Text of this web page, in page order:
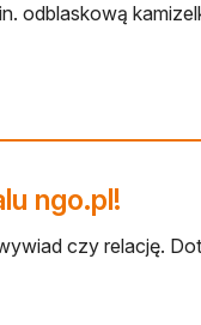
odblaskową
ngo.pl!
czy relację.